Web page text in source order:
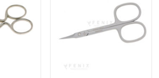
ai
preferiti
ai
preferiti